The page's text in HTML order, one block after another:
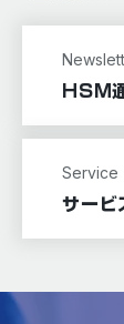
HSM
Service
サービ